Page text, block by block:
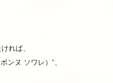
れば、
ンヌ ソワレ）”、